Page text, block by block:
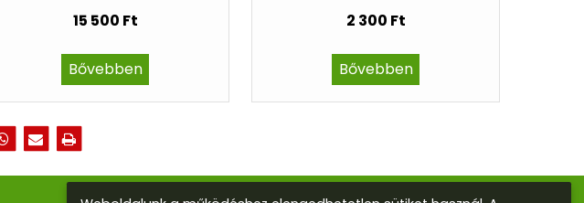
15 500 Ft
Bővebben
2 300 Ft
Bővebben